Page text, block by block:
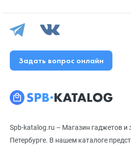
Spb-katalog.ru – Магазин гаджетов и
Петербурге. В нашем каталоге
Задать вопрос онлайн